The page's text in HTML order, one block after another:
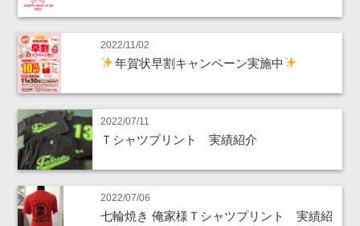
2022/11/02
年賀状早割キャンペーン実施中
2022/07/11
Ｔシャツプリント 実績紹介
2022/07/06
七輪焼き 俺家様Ｔシャツプリント 実績紹